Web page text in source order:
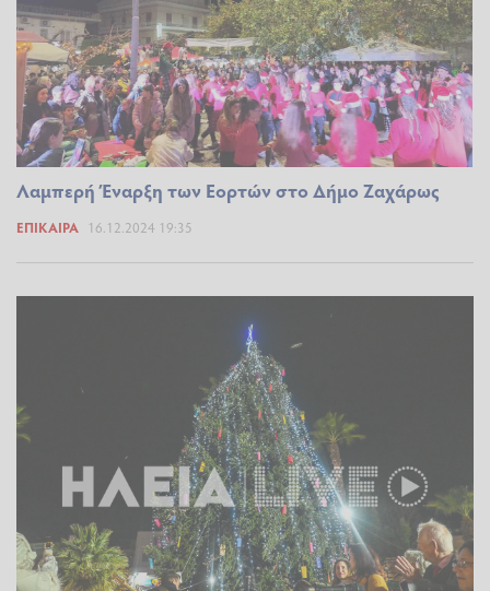
Λαμπερή Έναρξη των Εορτών στο Δήμο Ζαχάρως
ΕΠΊΚΑΙΡΑ 16.12.2024 19:35